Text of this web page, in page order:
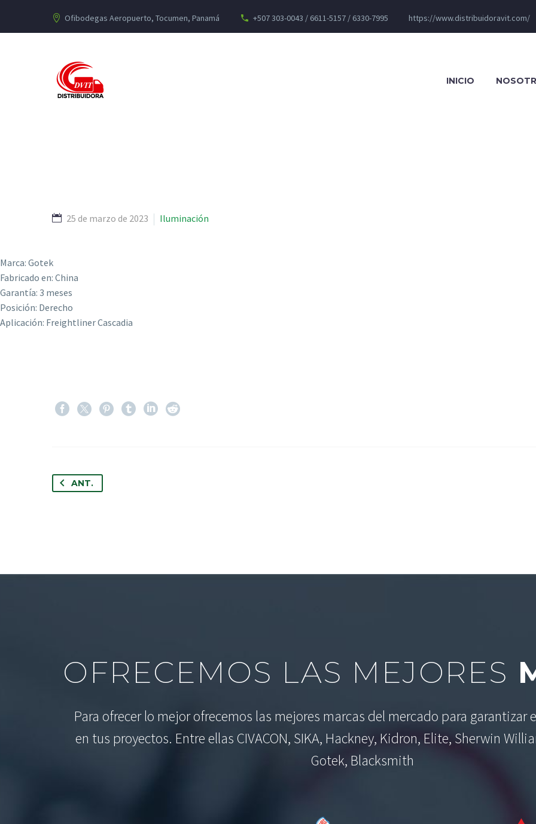
Ofibodegas Aeropuerto, Tocumen, Panamá +507 303-0043 / 6611-5157 / 6330-7995 https://www.distribuidoravit.com/
INICIO
25 de marzo de 2023 Iluminación
Marca: Gotek
Fabricado en: China
Garantía: 3 meses
Posición: Derecho
Aplicación: Freightliner Cascadia
ANT.
OFRECEMOS LAS MEJORES
Para ofrecer lo mejor ofrecemos las mejores marcas del mercado para garantizar
en tus proyectos. Entre ellas CIVACON, SIKA, Hackney, Kidron, Elite, Sherwin
Gotek, Blacksmith